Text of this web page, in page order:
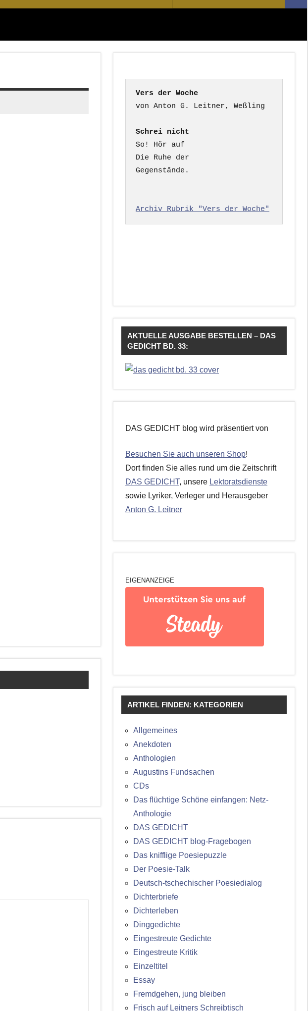
nach:
Vers der Woche
Schrei nicht
So! Hör auf
Die Ruhe der
Gegenstände.
Archiv Rubrik "Vers der Woche"
AKTUELLE AUSGABE BESTELLEN – DAS
GEDICHT BD. 33:
DAS GEDICHT blog wird präsentiert von
Besuchen Sie auch unseren Shop!
Dort finden Sie alles rund um die Zeitschrift
DAS GEDICHT, unsere Lektoratsdienste
sowie Lyriker, Verleger und Herausgeber
Anton G. Leitner
EIGENANZEIGE
ARTIKEL FINDEN: KATEGORIEN
Allgemeines
Anekdoten
Anthologien
Augustins Fundsachen
CDs
Das flüchtige Schöne einfangen: Netz-
Anthologie
DAS GEDICHT
DAS GEDICHT blog-Fragebogen
Das knifflige Poesiepuzzle
Der Poesie-Talk
Deutsch-tschechischer Poesiedialog
Dichterbriefe
Dichterleben
Dinggedichte
Eingestreute Gedichte
Eingestreute Kritik
Einzeltitel
Essay
Fremdgehen, jung bleiben
Frisch auf Leitners Schreibtisch